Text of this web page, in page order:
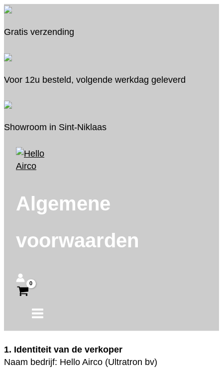
Ga
de
Gratis verzending
Voor 12u besteld, volgende werkdag geleverd
Showroom in Sint-Niklaas
Algemene
voorwaarden
1. Identiteit van de verkoper
Naam bedrijf: Hello Airco (Ultratron bv)